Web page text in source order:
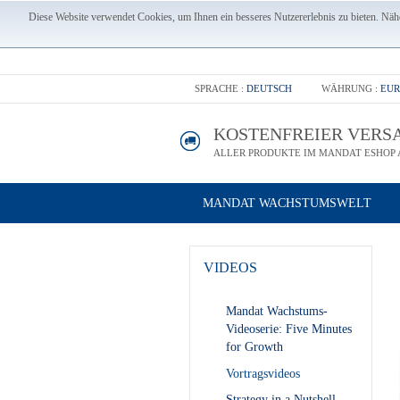
Diese Website verwendet Cookies, um Ihnen ein besseres Nutzererlebnis zu bieten.
SPRACHE : DEUTSCH WÄHRUNG : EUR
KOSTENFREIER
ALLER PRODUKTE IM MANDAT ESHOP
MANDAT WACHSTUMSWELT
VIDEOS
Mandat Wachstums-
Videoserie: Five Minutes
for Growth
Vortragsvideos